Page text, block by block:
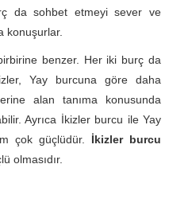
da sohbet etmeyi sever ve
konuşurlar.
benzer. Her iki burç da
Yay burcuna göre daha
alan tanıma konusunda
Ayrıca İkizler burcu ile Yay
çok güçlüdür. İkizler burcu
olmasıdır.